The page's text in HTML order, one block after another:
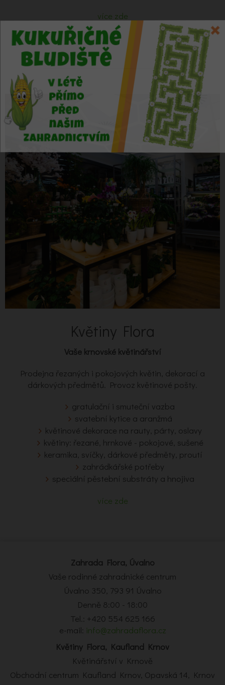
více zde
Květiny Flora
Vaše krnovské květinářství
Prodejna řezaných i pokojových květin, dekorací a
dárkových předmětů. Provoz květinové pošty.
gratulační i smuteční vazba
svatební kytice a aranžmá
květinové dekorace na rauty, párty, oslavy
květiny: řezané, hrnkové - pokojové, sušené
keramika, svíčky, dárkové předměty, proutí
zahrádkářské potřeby
speciální pěstební substráty a hnojiva
více zde
Zahrada Flora, Úvalno
Vaše rodinné zahradnické centrum
Úvalno 350, 793 91 Úvalno
Denně 8:00 - 18:00
Tel.: +420 554 625 166
e-mail: info@zahradaflora.cz
Květiny Flora, Kaufland Krnov
Květinářství v Krnově
Obchodní centrum Kaufland Krnov, Opavská 14, Krnov